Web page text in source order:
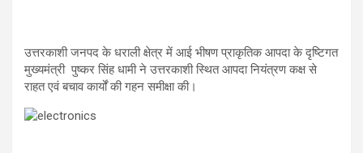
उत्तरकाशी जनपद के धराली क्षेत्र में आई भीषण प्राकृतिक आपदा के दृष्टिगत
मुख्यमंत्री पुष्कर सिंह धामी ने उत्तरकाशी स्थित आपदा नियंत्रण कक्ष से
राहत एवं बचाव कार्यों की गहन समीक्षा की।